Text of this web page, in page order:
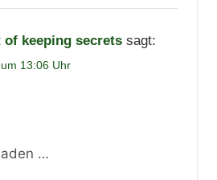
keeping secrets sagt:
13:06 Uhr
…